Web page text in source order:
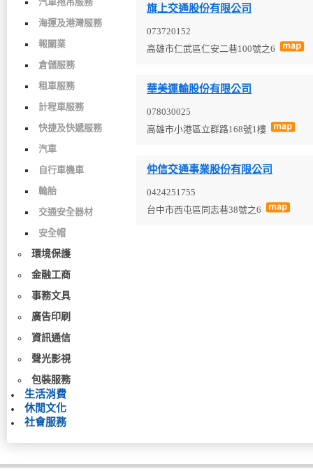
海運及港灣服務
報關業
倉儲服務
租車服務
計程車服務
快捷及快遞服務
汽車
自行車機車
輪胎
交通安全器材
安全帽
環境保護
金融工商
事務文具
廣告印刷
資訊通信
聲光影視
包裝服務
生活消費
休閒文化
社會服務
旗上交通股份有限公司
073720152
高雄市仁武區仁安二巷100號之6
華美運輸股份有限公司
078030025
高雄市小港區立群路168號1樓
仲信交通事業股份有限公司
0424251755
台中市西屯區同志巷38號之6